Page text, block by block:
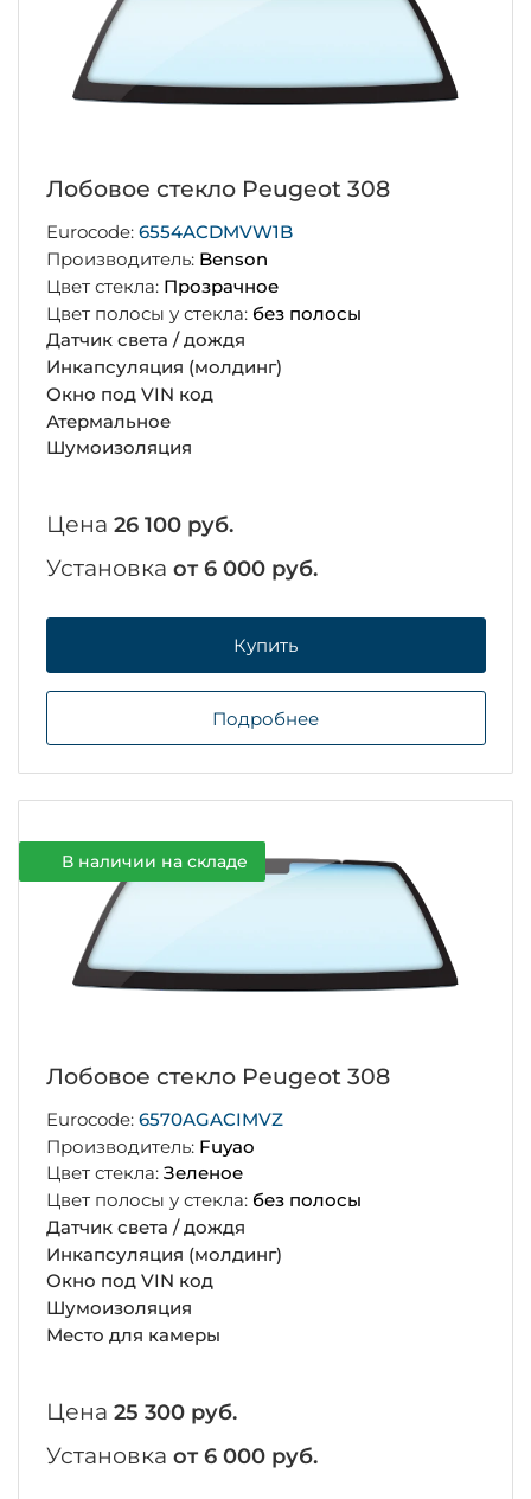
Лобовое стекло Peugeot 308
Eurocode: 6554ACDMVW1B
Производитель: Benson
Цвет стекла: Прозрачное
Цвет полосы у стекла: без полосы
Датчик света / дождя
Инкапсуляция (молдинг)
Окно под VIN код
Атермальное
Шумоизоляция
Цена 26 100 руб.
Установка от 6 000 руб.
Купить
Подробнее
В наличии на складе
Лобовое стекло Peugeot 308
Eurocode: 6570AGACIMVZ
Производитель: Fuyao
Цвет стекла: Зеленое
Цвет полосы у стекла: без полосы
Датчик света / дождя
Инкапсуляция (молдинг)
Окно под VIN код
Шумоизоляция
Место для камеры
Цена 25 300 руб.
Установка от 6 000 руб.